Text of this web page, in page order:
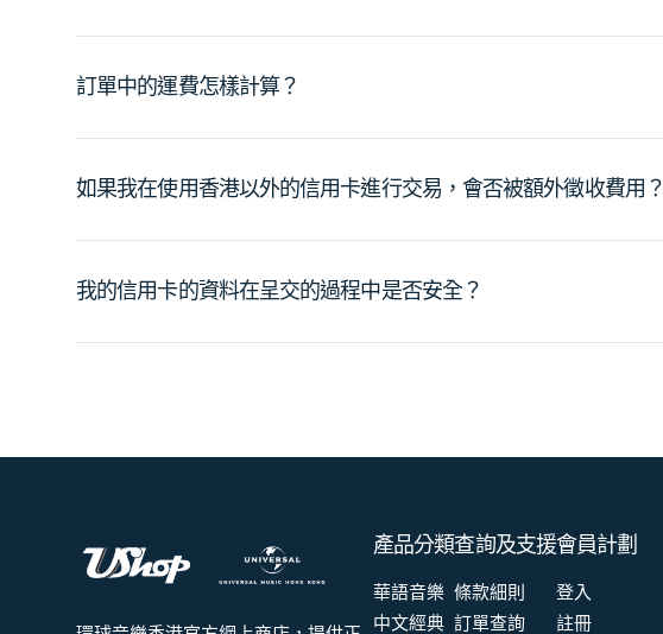
訂單中的運費怎樣計算？
如果我在使用香港以外的信用卡進行交易，會否被額外徵收費用？
我的信用卡的資料在呈交的過程中是否安全？
產品分類
華語音樂
中文經典
查詢及支援
條款細則
訂單查詢
會員計劃
登入
註冊